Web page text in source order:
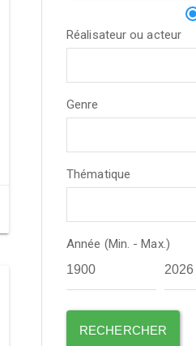
Réalisateur ou acteur
Genre
Thématique
Année (Min. - Max.)